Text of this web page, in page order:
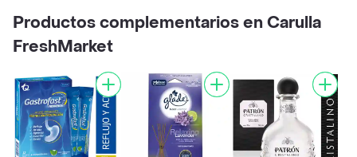
Productos complementarios en Carulla
FreshMarket